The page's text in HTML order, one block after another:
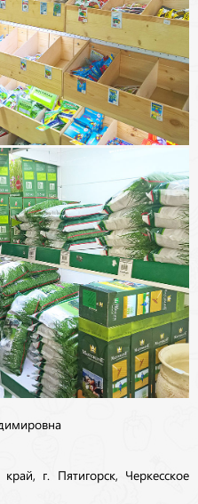
г. Пятигорск, Черкесское